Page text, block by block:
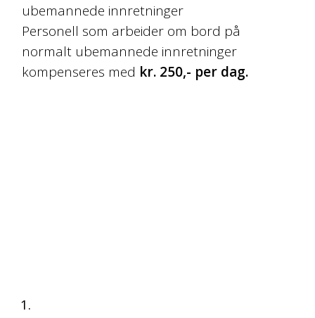
ubemannede innretninger
Personell som arbeider om bord på
normalt ubemannede innretninger
kompenseres med kr. 250,- per dag.